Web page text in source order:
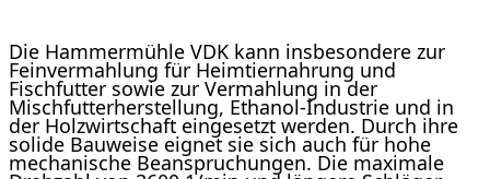
Die Hammermühle VDK kann insbesondere zur
Feinvermahlung für Heimtiernahrung und
Fischfutter sowie zur Vermahlung in der
Mischfutterherstellung, Ethanol-Industrie und in
der Holzwirtschaft eingesetzt werden. Durch ihre
solide Bauweise eignet sie sich auch für hohe
mechanische Beanspruchungen. Die maximale